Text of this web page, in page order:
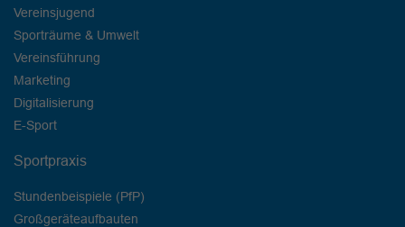
Vereinsjugend
Sporträume & Umwelt
Vereinsführung
Marketing
Digitalisierung
E-Sport
Sportpraxis
Stundenbeispiele (PfP)
Großgeräteaufbauten